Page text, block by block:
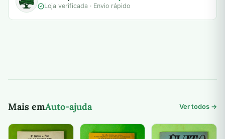
Loja verificada · Envio rápido
Mais emAuto-ajuda Ver todos →